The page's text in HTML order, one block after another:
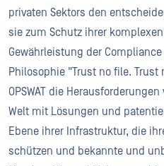
privaten Sektors den
sie zum Schutz ihrer
Gewährleistung der
Philosophie "Trust no file.
OPSWAT die
Welt mit Lösungen und
Ebene ihrer Infrastruktur, die
schützen und bekannte und